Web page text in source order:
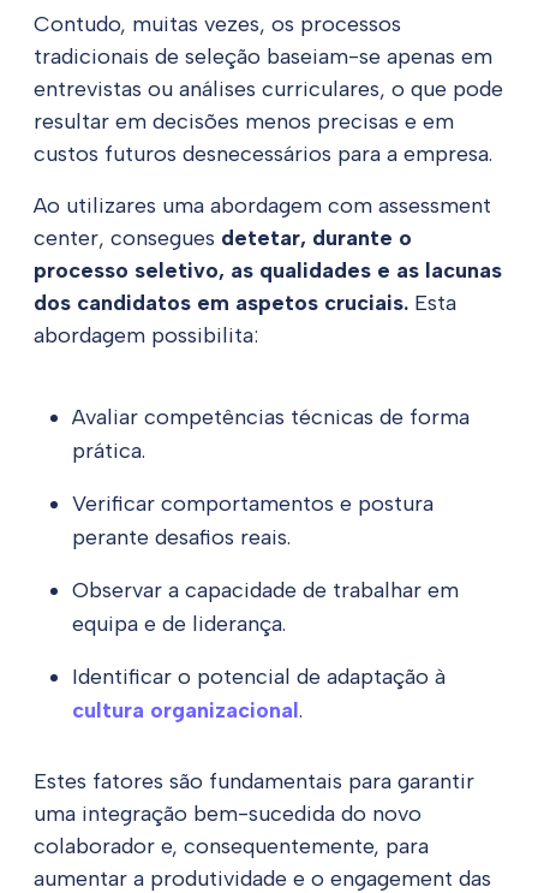
Contudo, muitas vezes, os processos
tradicionais de seleção baseiam-se apenas em
entrevistas ou análises curriculares, o que pode
resultar em decisões menos precisas e em
custos futuros desnecessários para a empresa.
Ao utilizares uma abordagem com assessment
center, consegues detetar, durante o
processo seletivo, as qualidades e as lacunas
dos candidatos em aspetos cruciais. Esta
abordagem possibilita:
Avaliar competências técnicas de forma
prática.
Verificar comportamentos e postura
perante desafios reais.
Observar a capacidade de trabalhar em
equipa e de liderança.
Identificar o potencial de adaptação à
cultura organizacional.
Estes fatores são fundamentais para garantir
uma integração bem-sucedida do novo
colaborador e, consequentemente, para
aumentar a produtividade e o engagement das